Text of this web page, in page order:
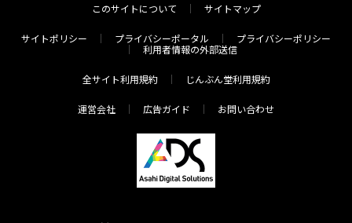
このサイトについて サイトマップ
サイトポリシー プライバシーポータル
プライバシーポリシー
利用者情報の外部送信
全サイト利用規約 じんぶん堂利用規約
運営会社 広告ガイド お問い合わせ